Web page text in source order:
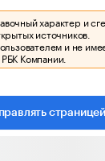
характер и
источников.
и не
Компании.
страницей